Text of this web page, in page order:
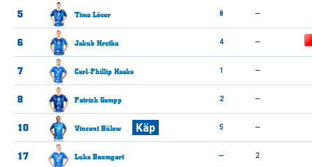
5 Timo Löser 8 —
6 Jakub Hrstka 4 —
7 Carl-Phillip Haake 1 —
8 Patrick Gempp 2 —
10 Vincent Bülow Käp 5 —
17 Luka Baumgart — 2